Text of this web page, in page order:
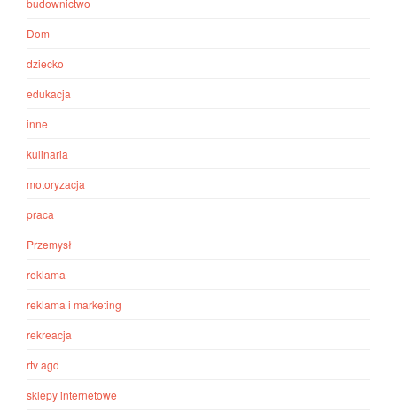
Dom
dziecko
edukacja
inne
kulinaria
motoryzacja
praca
Przemysł
reklama
reklama i marketing
rekreacja
rtv agd
sklepy internetowe